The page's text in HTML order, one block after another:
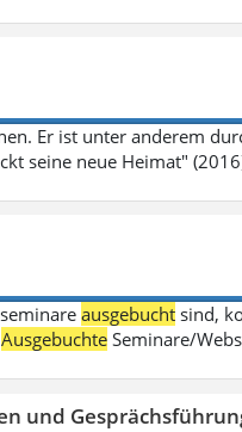
Er ist unter anderem
seine neue Heimat"
ausgebucht sind,
Ausgebuchte Seminare/
und